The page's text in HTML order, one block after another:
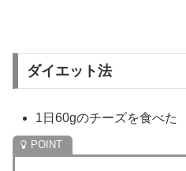
ダイエット法
1日60gのチーズを食べた